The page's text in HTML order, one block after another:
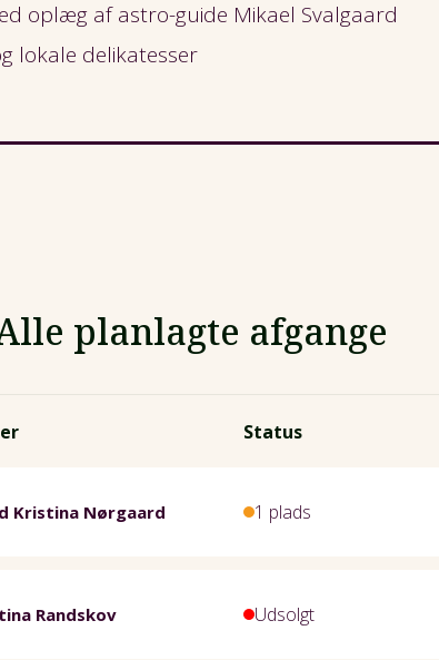
oplæg af astro-guide Mikael Svalgaard
lokale delikatesser
planlagte afgange
Status
Kristina Nørgaard 1 plads
Randskov Udsolgt